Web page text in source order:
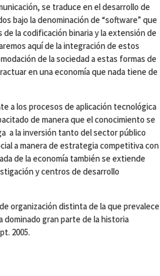
se traduce en el desarrollo de
bajo la denominación de “software” que
la codificación binaria y la extensión de
aquí de la integración de estos
de la sociedad a estas formas de
en una economía que nada tiene de
a los procesos de aplicación tecnológica
de manera que el conocimiento se
a la inversión tanto del sector público
a manera de estrategia competitiva con
de la economía también se extiende
y centros de desarrollo
organización distinta de la que prevalece
dominado gran parte de la historia
2005.